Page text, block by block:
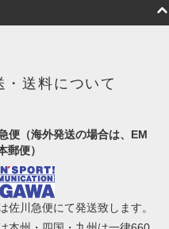
・送料について
便（海外発送の場合は、EM
郵便）
佐川急便にて発送致します。